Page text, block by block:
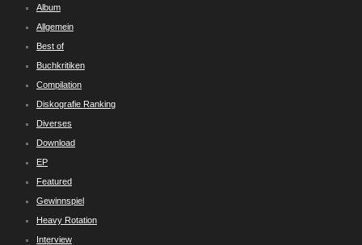
Album
Allgemein
Best of
Buchkritiken
Compilation
Diskografie Ranking
Diverses
Download
EP
Featured
Gewinnspiel
Heavy Rotation
Interview